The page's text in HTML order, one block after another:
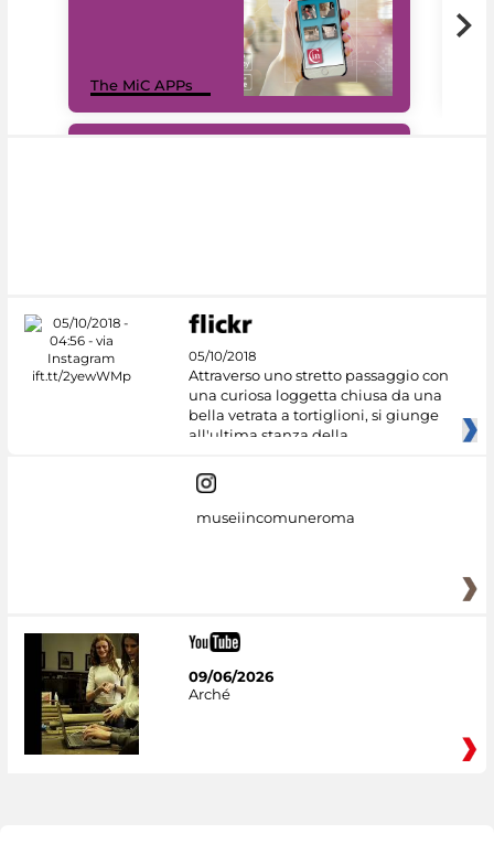
The MiC APPs
05/10/2018
Attraverso uno stretto passaggio con
una curiosa loggetta chiusa da una
bella vetrata a tortiglioni, si giunge
all'ultima stanza della
museiincomuneroma
09/06/2026
Arché